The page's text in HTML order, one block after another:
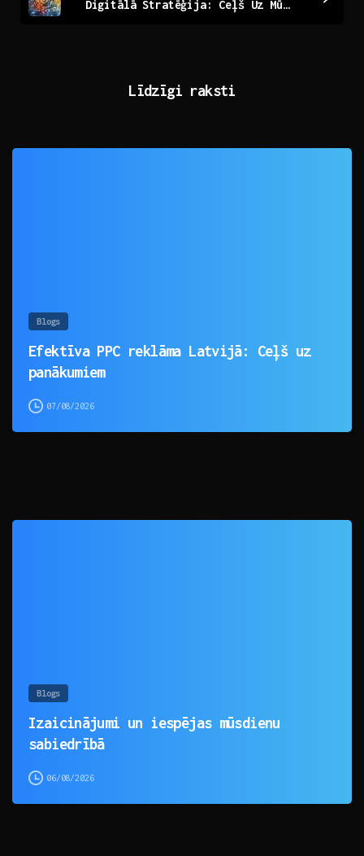
Digitālā Stratēģija: Ceļš Uz Mūsdienu Biznesa Veiksmi
Līdzīgi raksti
Blogs
Efektīva PPC reklāma Latvijā: Ceļš uz
panākumiem
07/08/2026
Blogs
Izaicinājumi un iespējas mūsdienu
sabiedrībā
06/08/2026